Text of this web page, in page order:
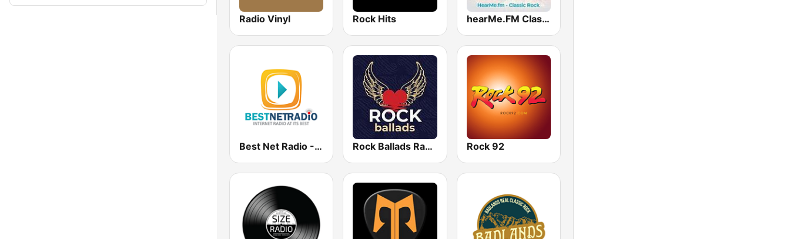
Radio Vinyl Rock Hits hearMe.FM Classic Rock
Best Net Radio - Coffee House Rock Ballads RadioSpinner Rock 92